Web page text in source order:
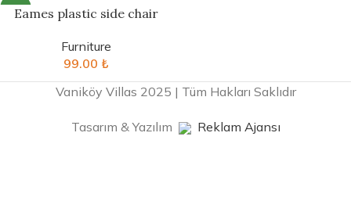
NEWEames plastic side chair
Furniture
99.00 ₺
Vaniköy Villas 2025 | Tüm Hakları Saklıdır
Tasarım & Yazılım Reklam Ajansı